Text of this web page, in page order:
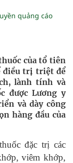
quảng cáo
của tổ tiên
điều trị triệt để
lành tính và
được Lương y
và dày công
hàng đầu của
đặc trị các
viêm khớp,